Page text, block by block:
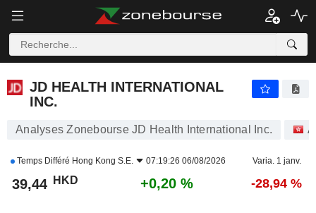
JD HEALTH INTERNATIONAL
INC.
Analyses Zonebourse JD Health International Inc.
Temps Différé Hong Kong S.E. 07:19:26 06/08/2026 Varia. 1 janv.
39,44 HKD +0,20 % -28,94 %